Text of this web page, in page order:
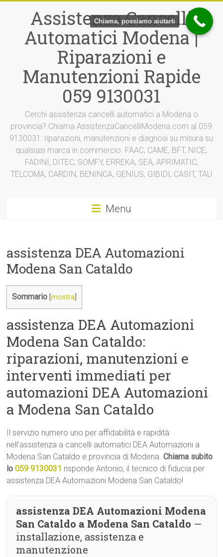
contenutoAssistenza Cancelli
Automatici Modena |
Riparazioni e
Manutenzioni Rapide
059 9130031
Cerchi assistenza cancelli automatici a Modena o
provincia? Chiama AssistenzaCancelliModena.com al 059
9130031: riparazioni, manutenzioni e diagnosi su misura su
qualsiasi marca in commercio. FAAC, CAME, BFT, NICE,
FADINI, DITEC, SOMFY, ERREKA, SEA, APRIMATIC,
TELCOMA, CARDIN, BENINCA, GENIUS, GIBIDI, CASIT, TAU
Menu
assistenza DEA Automazioni
Modena San Cataldo
Sommario [mostra
assistenza DEA Automazioni
Modena San Cataldo:
riparazioni, manutenzioni e
interventi immediati per
automazioni DEA Automazioni
a Modena San Cataldo
Il servizio numero uno per affidabilità e rapidità
nell’assistenza a cancelli automatici DEA Automazioni a
Modena San Cataldo e provincia di Modena.Chiama subito
lo059 9130031 risponde Antonio, il tecnico di fiducia per
assistenza DEA Automazioni Modena San Cataldo!
assistenza DEA Automazioni Modena
San Cataldo a Modena San Cataldo —
installazione, assistenza e
manutenzione
Chiama, possiamo aiutarti